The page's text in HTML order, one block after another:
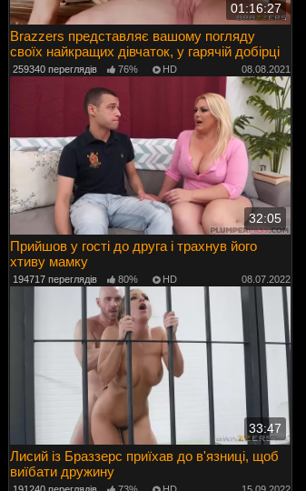
01:16:27
Brazzers представляє вашому погляду
своїх найкращих дівчаток, у гарячій добірці
259340 переглядів 76% HD 08.08.2021
32:05
Прийшов у гості до друга і трахнув його
хтиву мамку
194717 переглядів 80% HD 08.07.2022
33:47
Лисий із Браззерс приїхав до в'язниці, щоб
виїбати дружину